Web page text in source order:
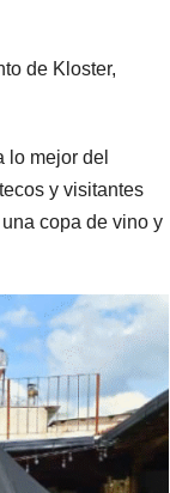
de Kloster,
lo mejor del
y visitantes
copa de vino y